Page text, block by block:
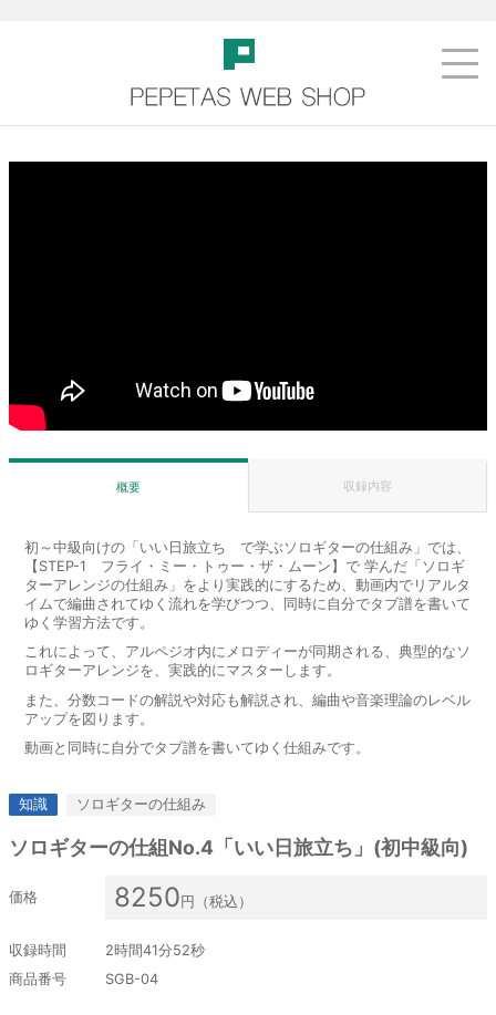
概要 収録内容
初～中級向けの「いい日旅立ち で学ぶソロギターの仕組み」では、
【STEP-1 フライ・ミー・トゥー・ザ・ムーン】で 学んだ「ソロギ
ターアレンジの仕組み」をより実践的にするため、動画内でリアルタ
イムで編曲されてゆく流れを学びつつ、同時に自分でタブ譜を書いて
ゆく学習方法です。
これによって、アルペジオ内にメロディーが同期される、典型的なソ
ロギターアレンジを、実践的にマスターします。
また、分数コードの解説や対応も解説され、編曲や音楽理論のレベル
アップを図ります。
動画と同時に自分でタブ譜を書いてゆく仕組みです。
このステップで学ぶこと
分数コード
知識 ソロギターの仕組み
ソロギターの仕組No.4「いい日旅立ち」(初中級向)
価格 8250 円（税込）
収録時間
2時間41分52秒
商品番号
SGB-04